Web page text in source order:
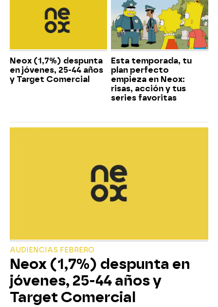
Neox (1,7%) despunta
en jóvenes, 25-44 años
y Target Comercial
Esta temporada, tu
plan perfecto
empieza en Neox:
risas, acción y tus
series favoritas
AUDIENCIAS FEBRERO
Neox (1,7%) despunta en
jóvenes, 25-44 años y
Target Comercial